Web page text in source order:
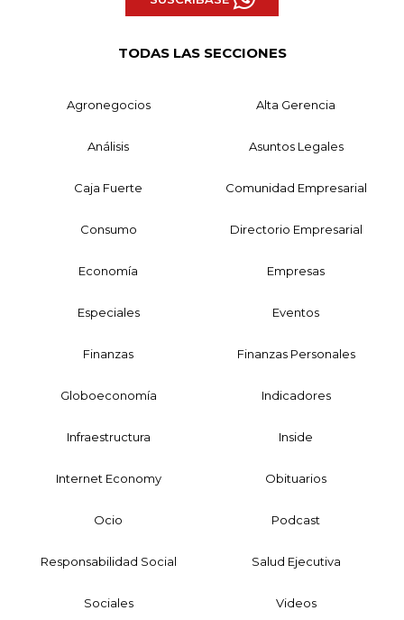
TODAS LAS SECCIONES
Agronegocios Alta Gerencia
Análisis Asuntos Legales
Caja Fuerte Comunidad Empresarial
Consumo Directorio Empresarial
Economía Empresas
Especiales Eventos
Finanzas Finanzas Personales
Globoeconomía Indicadores
Infraestructura Inside
Internet Economy Obituarios
Ocio Podcast
Responsabilidad Social Salud Ejecutiva
Sociales Videos